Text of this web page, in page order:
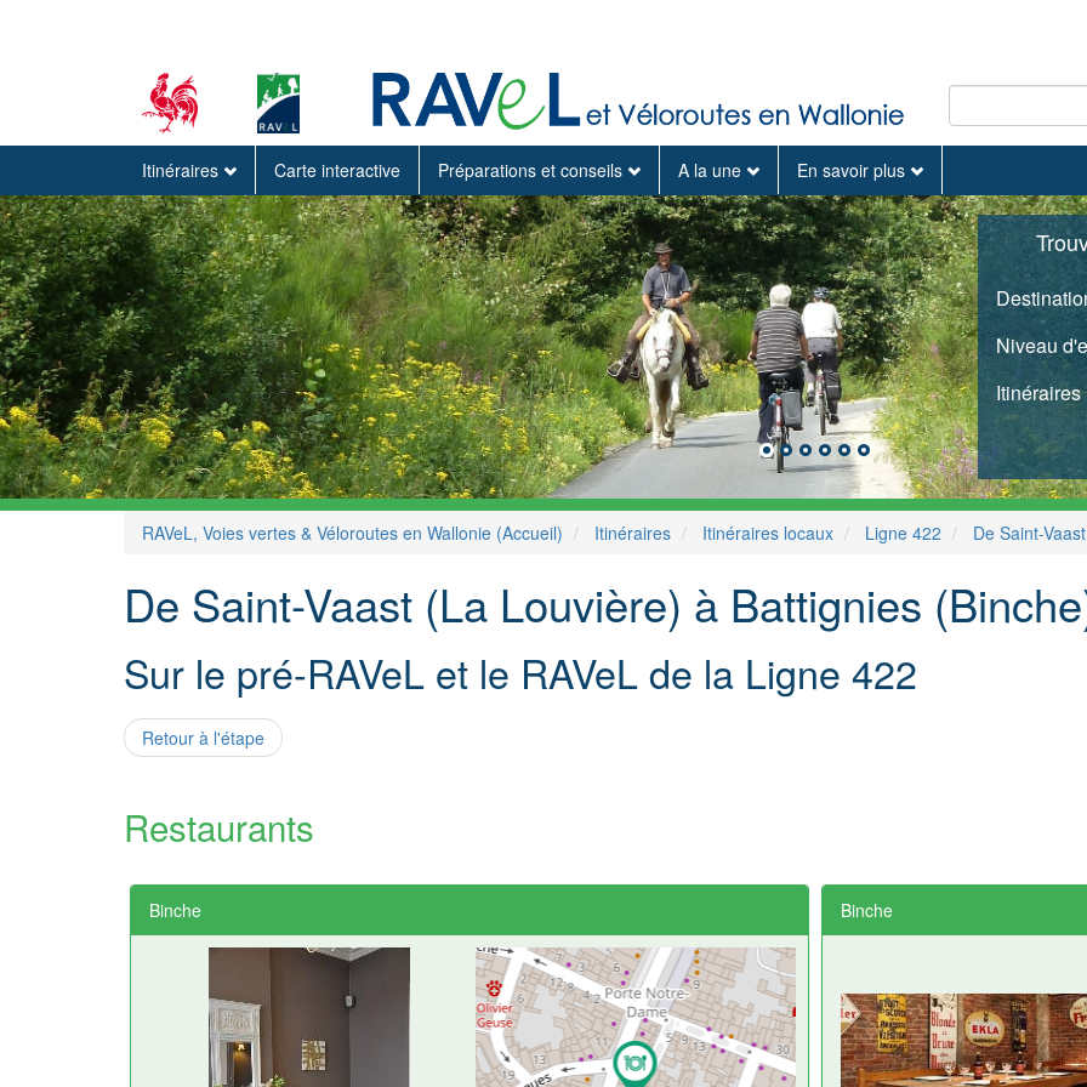
Itinéraires Carte interactive Préparations et conseils A la une En savoir plus
Niveau
Itinéraires
RAVeL, Voies vertes & Véloroutes en Wallonie (Accueil) Itinéraires Itinéraires locaux Ligne 422 De Saint-
De Saint-Vaast (La Louvière) à Battignies
Sur le pré-RAVeL et le RAVeL de la Ligne 422
Retour à l'étape
Restaurants
Binche Binche